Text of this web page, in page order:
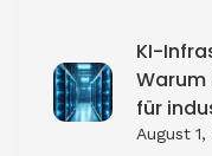
KI-
Warum
für
August